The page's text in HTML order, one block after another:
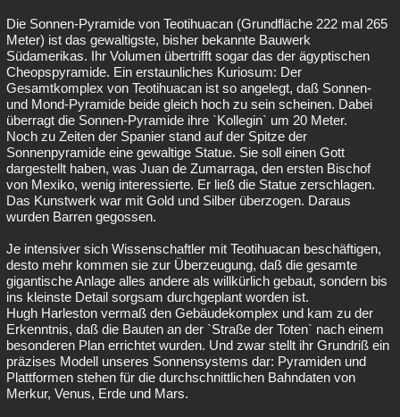
Die Sonnen-Pyramide von Teotihuacan (Grundfläche 222 mal 265
Meter) ist das gewaltigste, bisher bekannte Bauwerk
Südamerikas. Ihr Volumen übertrifft sogar das der ägyptischen
Cheopspyramide. Ein erstaunliches Kuriosum: Der
Gesamtkomplex von Teotihuacan ist so angelegt, daß Sonnen-
und Mond-Pyramide beide gleich hoch zu sein scheinen. Dabei
überragt die Sonnen-Pyramide ihre `Kollegin` um 20 Meter.
Noch zu Zeiten der Spanier stand auf der Spitze der
Sonnenpyramide eine gewaltige Statue. Sie soll einen Gott
dargestellt haben, was Juan de Zumarraga, den ersten Bischof
von Mexiko, wenig interessierte. Er ließ die Statue zerschlagen.
Das Kunstwerk war mit Gold und Silber überzogen. Daraus
wurden Barren gegossen.
Je intensiver sich Wissenschaftler mit Teotihuacan beschäftigen,
desto mehr kommen sie zur Überzeugung, daß die gesamte
gigantische Anlage alles andere als willkürlich gebaut, sondern bis
ins kleinste Detail sorgsam durchgeplant worden ist.
Hugh Harleston vermaß den Gebäudekomplex und kam zu der
Erkenntnis, daß die Bauten an der `Straße der Toten` nach einem
besonderen Plan errichtet wurden. Und zwar stellt ihr Grundriß ein
präzises Modell unseres Sonnensystems dar: Pyramiden und
Plattformen stehen für die durchschnittlichen Bahndaten von
Merkur, Venus, Erde und Mars.